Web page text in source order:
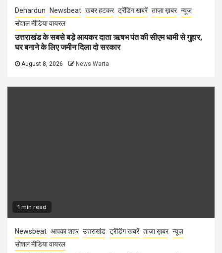
Dehardun Newsbeat खबर हटकर ट्रेंडिंग खबरें ताज़ा ख़बर न्यूज़
सोशल मीडिया वायरल
उत्तराखंड के सबसे बड़े आयकर दाता ऋषभ पंत की सीएम धामी से गुहार,
घर बनाने के लिए जमीन दिला दो सरकार
August 8, 2026 News Warta
1 min read
Newsbeat आपका शहर उत्तराखंड ट्रेंडिंग खबरें ताज़ा ख़बर न्यूज़
सोशल मीडिया वायरल